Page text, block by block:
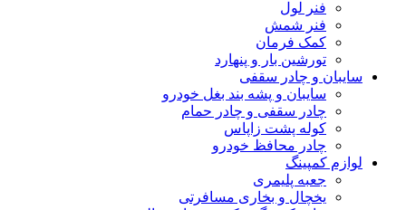
فنر لول
فنر شمش
کمک فرمان
تورشین بار و پنهارد
سایبان و چادر سقفی
سایبان و پشه بند بغل خودرو
چادر سقفی و چادر حمام
کوله پشت زاپاس
چادر محافظ خودرو
لوازم کمپینگ
جعبه پلیمری
یخچال و بخاری مسافرتی